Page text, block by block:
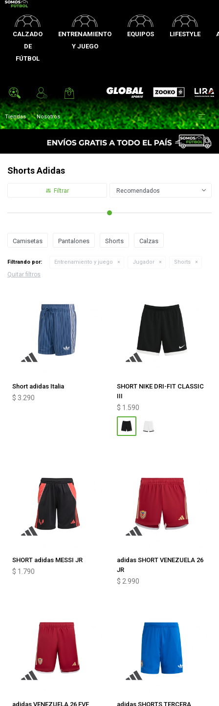
CALZADO
DE
FÚTBOL
ENTRENAMIENTO
Y JUEGO
EQUIPOS LIFESTYLE
Global Sports Zooko Lira
Tiendas Nosotros 
Shorts Adidas
Recomendados
Camisetas Pantalones Shorts Calzas
Filtrando por: Entrenamiento y juego Jugador Shorts
Quitar filtros
Short adidas Italia
$ 3.290
SHORT NIKE DRI-FIT CLASSIC
III
$ 1.590
SHORT adidas MESSI JR
$ 1.790
adidas SHORT VENEZUELA 26
JR
$ 2.990
adidas VENEZUELA 26 FVF
adidas SHORTS TERCERA